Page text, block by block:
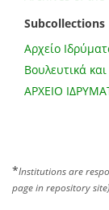
Subcollections
Αρχείο
Βουλευτικά
ΑΡΧΕΙΟ
*Institutions are
page in repository site)